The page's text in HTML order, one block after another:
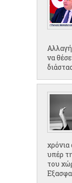
να
χρόνια
υπέρ
του